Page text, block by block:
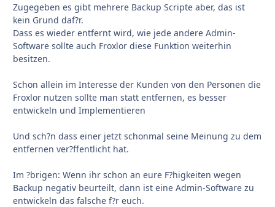
Zugegeben es gibt mehrere Backup Scripte aber, das ist
kein Grund daf?r.
Dass es wieder entfernt wird, wie jede andere Admin-
Software sollte auch Froxlor diese Funktion weiterhin
besitzen.
Schon allein im Interesse der Kunden von den Personen die
Froxlor nutzen sollte man statt entfernen, es besser
entwickeln und Implementieren
Und sch?n dass einer jetzt schonmal seine Meinung zu dem
entfernen ver?ffentlicht hat.
Im ?brigen: Wenn ihr schon an eure F?higkeiten wegen
Backup negativ beurteilt, dann ist eine Admin-Software zu
entwickeln das falsche f?r euch.